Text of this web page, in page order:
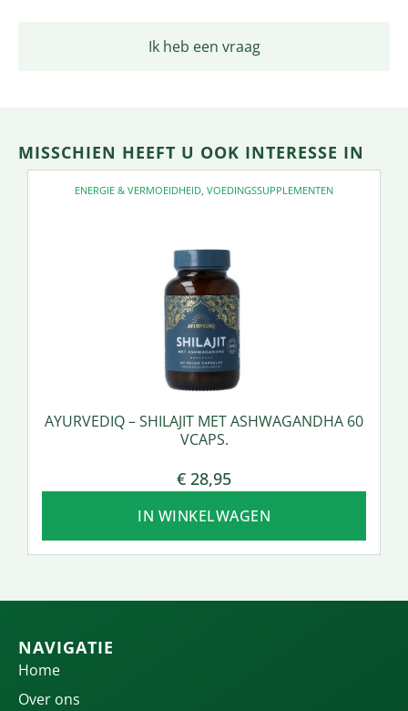
Ik heb een vraag
MISSCHIEN HEEFT U OOK INTERESSE IN
ENERGIE & VERMOEIDHEID, VOEDINGSSUPPLEMENTEN
AYURVEDIQ – SHILAJIT MET ASHWAGANDHA 60
VCAPS.
€ 28,95
IN WINKELWAGEN
NAVIGATIE
Home
Over ons